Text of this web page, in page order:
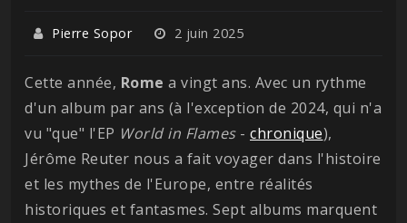
Pierre Sopor 2 juin 2025
Cette année, Rome a vingt ans. Avec un rythme
d'un album par ans (à l'exception de 2024, qui n'a
vu "que" l'EP World in Flames- chronique),
Jérôme Reuter nous a fait voyager dans l'histoire
et les mythes de l'Europe, entre réalités
historiques et fantasmes. Sept albums marquent